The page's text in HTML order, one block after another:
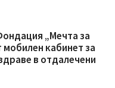
„Мечта за
мобилен кабинет за
в отдалечени